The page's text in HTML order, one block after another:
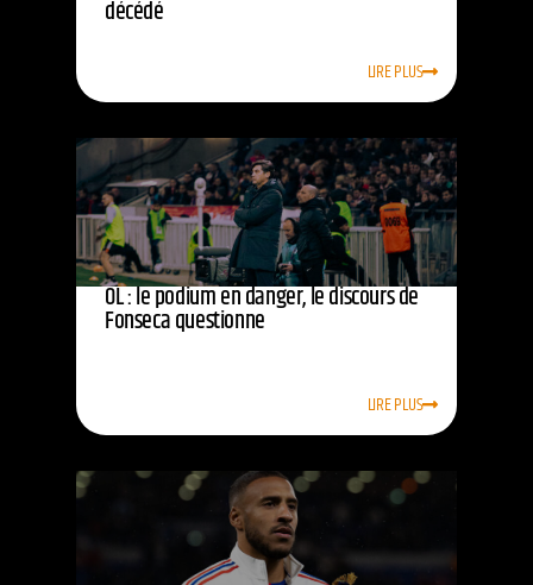
décédé
LIRE PLUS
OL : le podium en danger, le discours de
Fonseca questionne
LIRE PLUS